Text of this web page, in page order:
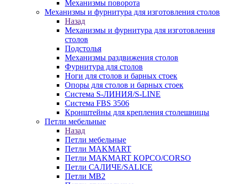
Механизмы поворота
Механизмы и фурнитура для изготовления столов
Назад
Механизмы и фурнитура для изготовления
столов
Подстолья
Механизмы раздвижения столов
Фурнитура для столов
Ноги для столов и барных стоек
Опоры для столов и барных стоек
Система S-ЛИНИЯ/S-LINE
Система FBS 3506
Кронштейны для крепления столешницы
Петли мебельные
Назад
Петли мебельные
Петли MAKMART
Петли MAKMART КОРСО/CORSO
Петли САЛИЧЕ/SALICE
Петли MB2